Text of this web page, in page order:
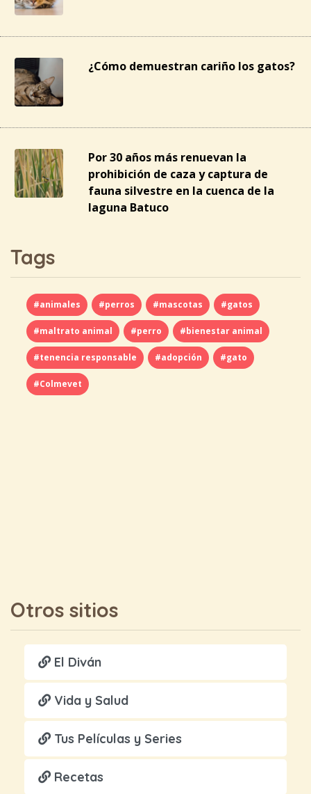
¿Cómo demuestran cariño los gatos?
Por 30 años más renuevan la
prohibición de caza y captura de
fauna silvestre en la cuenca de la
laguna Batuco
Tags
#animales #perros #mascotas #gatos
#maltrato animal #perro #bienestar animal
#tenencia responsable #adopción #gato
#Colmevet
Otros sitios
El Diván
Vida y Salud
Tus Películas y Series
Recetas